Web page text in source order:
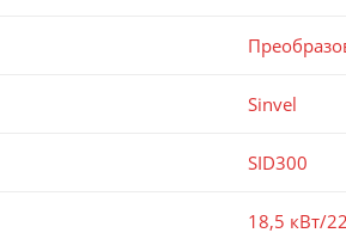
Sinvel
SID300
18,5 кВт/